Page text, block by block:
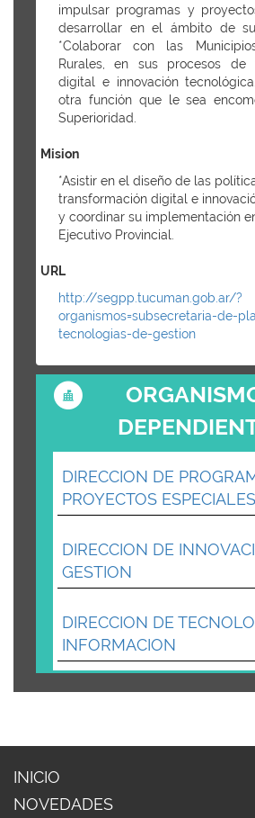
impulsar programas y
desarrollar en el ámbito de su
*Colaborar con las
Rurales, en sus procesos de
digital e innovación
otra función que le sea
Superioridad.
Mision
*Asistir en el diseño de las
transformación digital e
y coordinar su implementación
Ejecutivo Provincial.
URL
http://segpp.tucuman.gob.ar/?
organismos=subsecretaria-de-
tecnologias-de-gestion
DIRECCION DE
PROYECTOS ESPECIALES
DIRECCION DE
GESTION
DIRECCION DE
INFORMACION
INICIO
NOVEDADES